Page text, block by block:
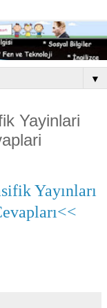
▼
Yayinlari
Yayınları